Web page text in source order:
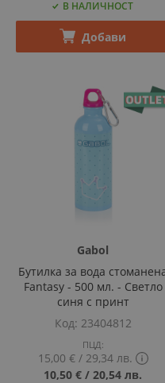
В НАЛИЧНОСТ
Добави
Gabol
Бутилка за вода
Fantasy - 500 мл. - Светло
синя с принт
Код 23404812
ПЦД:
15,00 € ‎/‎29,34 лв.
10,50 € ‎/‎ 20,54 лв.